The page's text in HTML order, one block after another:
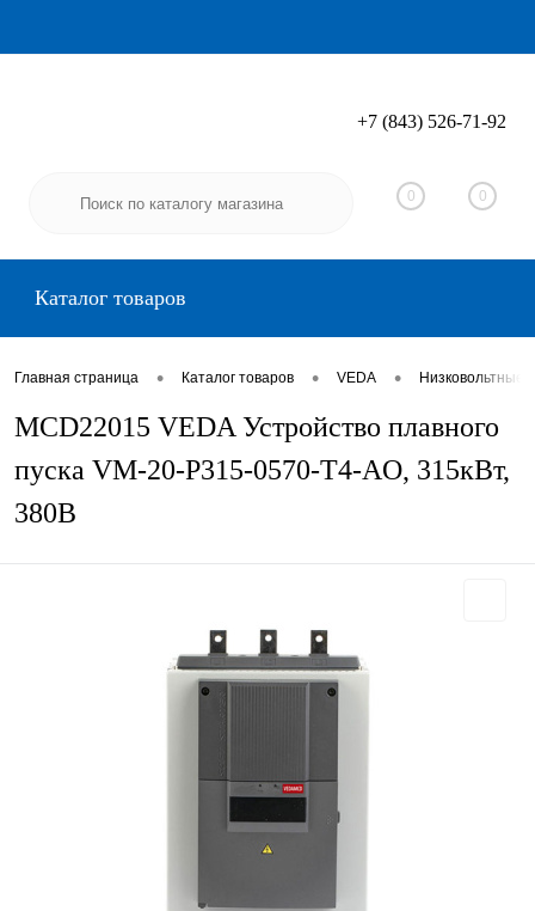
Вход Регистрация
+7 (843) 526-71-92
0 0
Каталог товаров
Главная страница • Каталог товаров • VEDA •
MCD22015 VEDA Устройство плавного
пуска VM-20-P315-0570-T4-AO, 315кВт,
380В